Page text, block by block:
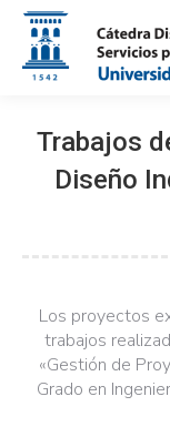
Trabajos
Diseño
Los proyectos
trabajos
«Gestión de
Grado en